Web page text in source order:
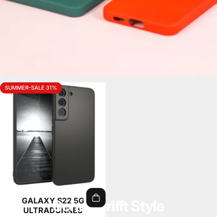
Schutz trifft Style
SUMMER-SALE 31%
GALAXY S22 5G
ULTRADÜNNES